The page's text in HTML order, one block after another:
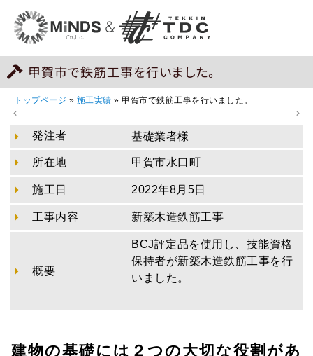
甲賀市で鉄筋工事を行いました。
トップページ » 施工実績 » 甲賀市で鉄筋工事を行いました。
発注者 基礎業者様
所在地 甲賀市水口町
施工日 2022年8月5日
工事内容 新築木造鉄筋工事
概要
BCJ評定品を使用し、技能資格
保持者が新築木造鉄筋工事を行
いました。
建物の基礎には２つの大切な役割があ